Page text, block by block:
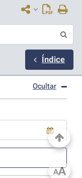
Índice
Ocultar
calendário; Use as
AA